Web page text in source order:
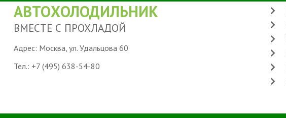
АВТОХОЛОДИЛЬНИК
ВМЕСТЕ С ПРОХЛАДОЙ
Адрес: Москва, ул. Удальцова 60
Тел.: +7 (495) 638-54-80